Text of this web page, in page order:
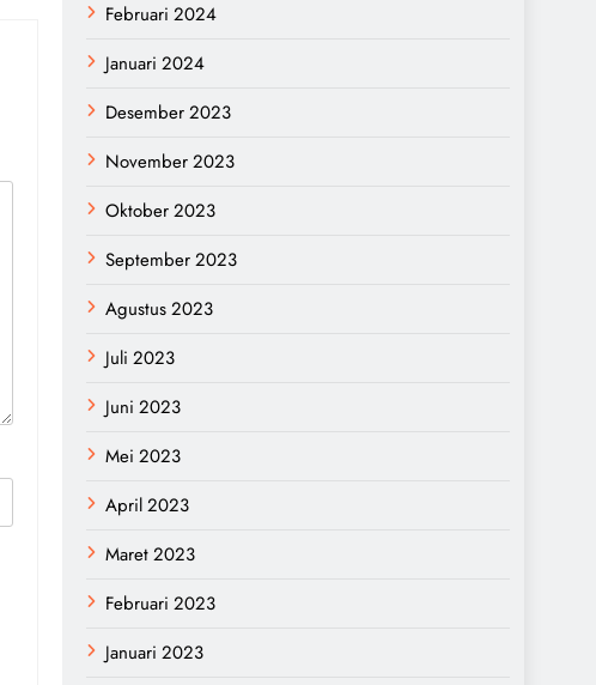
Februari 2024
Januari 2024
Desember 2023
November 2023
Oktober 2023
September 2023
Agustus 2023
Juli 2023
Juni 2023
Mei 2023
April 2023
Maret 2023
Februari 2023
Januari 2023